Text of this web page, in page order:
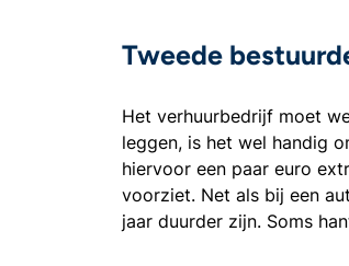
Tweede
Het verhuurbedrijf moet
leggen, is het wel handig
hiervoor een paar euro
voorziet. Net als bij een
jaar duurder zijn. Soms